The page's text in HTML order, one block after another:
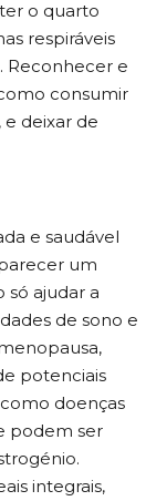
o quarto
respiráveis
Reconhecer e
consumir
deixar de
e saudável
um
só ajudar a
de sono e
potenciais
doenças
podem ser
integrais,